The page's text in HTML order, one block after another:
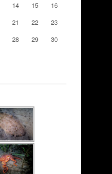
14 15
16
21 22
23
28 29
30